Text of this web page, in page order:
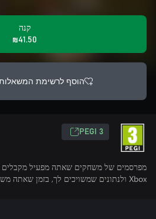
קנה
‪₪‎41.50‬
הוסף לרשימת
PEGI 3
מפרסמים של משחקים שאתה מפעיל מקבלים
Xbox ולנתונים שמשויכים לך, בזמן שאתה משחק.